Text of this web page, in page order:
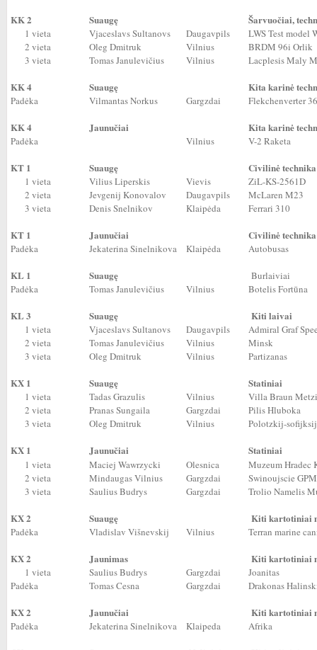
KK 2 Suaugę Šarvuočiai,
1 vieta Vjaceslavs Sultanovs Daugavpils
LWS Test model
2 vieta
Oleg Dmitruk Vilnius
BRDM 96i Orlik
3 vieta
Tomas Janulevičius Vilnius Lacplesis Maly
KK 4 Suaugę Kita karinė
Padėka Vilmantas Norkus Gargzdai Flekchenverter 36
KK 4 Jaunučiai Kita karinė
Padėka Vilnius V-2 Raketa
KT 1 Suaugę Civilinė technika
1 vieta Vilius Liperskis Vievis
ZiL-KS-2561D
2 vieta
Jevgenij Konovalov Daugavpils
McLaren M23
3 vieta
Denis Snelnikov Klaipėda Ferrari 310
KT 1 Jaunučiai Civilinė technika
Padėka Jekaterina Sinelnikova Klaipėda Autobusas
KL 1 Suaugę
Burlaiviai
Padėka
Tomas Janulevičius Vilnius Botelis Fortūna
KL 3 Suaugę Kiti laivai
1 vieta Vjaceslavs Sultanovs Daugavpils
Admiral Graf
2 vieta
Tomas Janulevičius Vilnius
Minsk
3 vieta
Oleg Dmitruk Vilnius Partizanas
KX 1 Suaugę Statiniai
1 vieta Tadas Grazulis Vilnius
Villa Braun
2 vieta
Pranas Sungaila Gargzdai
Pilis Hluboka
3 vieta
Oleg Dmitruk Vilnius Polotzkij-
KX 1 Jaunučiai Statiniai
1 vieta Maciej Wawrzycki Olesnica
Muzeum Hradec
2 vieta
Mindaugas Vilnius Gargzdai
Swinoujscie GPM
3 vieta
Saulius Budrys Gargzdai Trolio Namelis
KX 2 Suaugę Kiti kartotiniai
Padėka Vladislav Višnevskij Vilnius Terran marine
KX 2 Jaunimas Kiti kartotiniai
1 vieta Saulius Budrys Gargzdai
Joanitas
Padėka
Tomas Cesna Gargzdai Drakonas
KX 2 Jaunučiai Kiti kartotiniai
Padėka Jekaterina Sinelnikova Klaipeda Afrika